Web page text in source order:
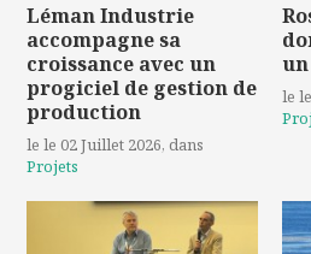
Léman Industrie
accompagne sa
croissance avec un
progiciel de gestion de
production
le le 02 Juillet 2026, dans
Projets
le